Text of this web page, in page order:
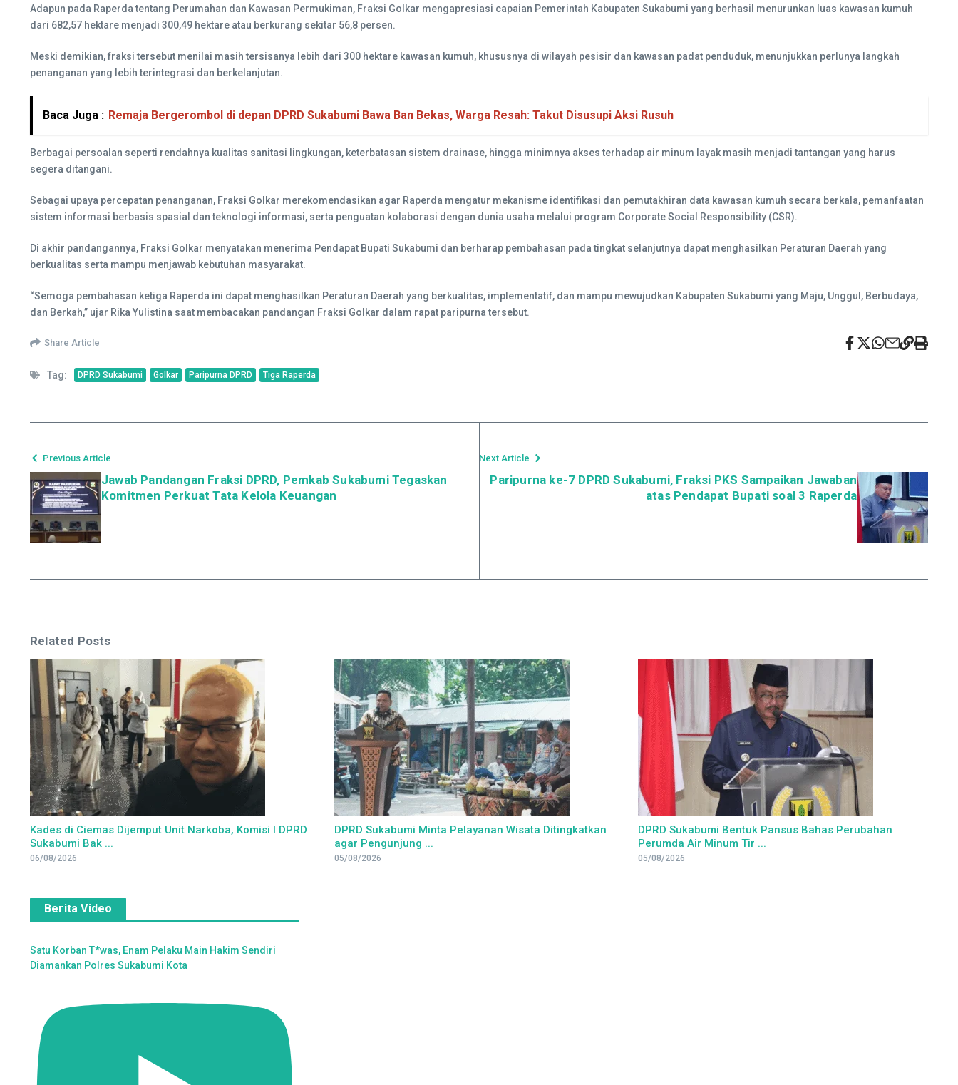
Adapun pada Raperda tentang Perumahan dan Kawasan Permukiman, Fraksi Golkar mengapresiasi capaian Pemerintah Kabupaten Sukabumi yang berhasil menurunkan luas kawasan kumuh
dari 682,57 hektare menjadi 300,49 hektare atau berkurang sekitar 56,8 persen.
Meski demikian, fraksi tersebut menilai masih tersisanya lebih dari 300 hektare kawasan kumuh, khususnya di wilayah pesisir dan kawasan padat penduduk, menunjukkan perlunya langkah
penanganan yang lebih terintegrasi dan berkelanjutan.
Baca Juga : Remaja Bergerombol di depan DPRD Sukabumi Bawa Ban Bekas, Warga Resah: Takut Disusupi Aksi Rusuh
Berbagai persoalan seperti rendahnya kualitas sanitasi lingkungan, keterbatasan sistem drainase, hingga minimnya akses terhadap air minum layak masih menjadi tantangan yang harus
segera ditangani.
Sebagai upaya percepatan penanganan, Fraksi Golkar merekomendasikan agar Raperda mengatur mekanisme identifikasi dan pemutakhiran data kawasan kumuh secara berkala, pemanfaatan
sistem informasi berbasis spasial dan teknologi informasi, serta penguatan kolaborasi dengan dunia usaha melalui program Corporate Social Responsibility (CSR).
Di akhir pandangannya, Fraksi Golkar menyatakan menerima Pendapat Bupati Sukabumi dan berharap pembahasan pada tingkat selanjutnya dapat menghasilkan Peraturan Daerah yang
berkualitas serta mampu menjawab kebutuhan masyarakat.
“Semoga pembahasan ketiga Raperda ini dapat menghasilkan Peraturan Daerah yang berkualitas, implementatif, dan mampu mewujudkan Kabupaten Sukabumi yang Maju, Unggul, Berbudaya,
dan Berkah,” ujar Rika Yulistina saat membacakan pandangan Fraksi Golkar dalam rapat paripurna tersebut.
Share Article
Tag: DPRD Sukabumi Golkar Paripurna DPRD Tiga Raperda
Previous Article
Jawab Pandangan Fraksi DPRD, Pemkab Sukabumi Tegaskan
Komitmen Perkuat Tata Kelola Keuangan
Next Article
Paripurna ke-7 DPRD Sukabumi, Fraksi PKS Sampaikan Jawaban
atas Pendapat Bupati soal 3 Raperda
Related Posts
Kades di Ciemas Dijemput Unit Narkoba, Komisi I DPRD
Sukabumi Bak ...
06/08/2026
DPRD Sukabumi Minta Pelayanan Wisata Ditingkatkan
agar Pengunjung ...
05/08/2026
DPRD Sukabumi Bentuk Pansus Bahas Perubahan
Perumda Air Minum Tir ...
05/08/2026
Berita Video
Satu Korban T*was, Enam Pelaku Main Hakim Sendiri
Diamankan Polres Sukabumi Kota